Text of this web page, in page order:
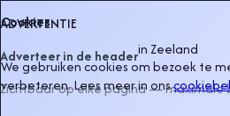
ADVERTENTIE
Adverteer in de headerinZeeland
Zichtbaar op elke pagina — maximale
Cookies
We gebruiken cookies om bezoek te
verbeteren. Lees meer in ons